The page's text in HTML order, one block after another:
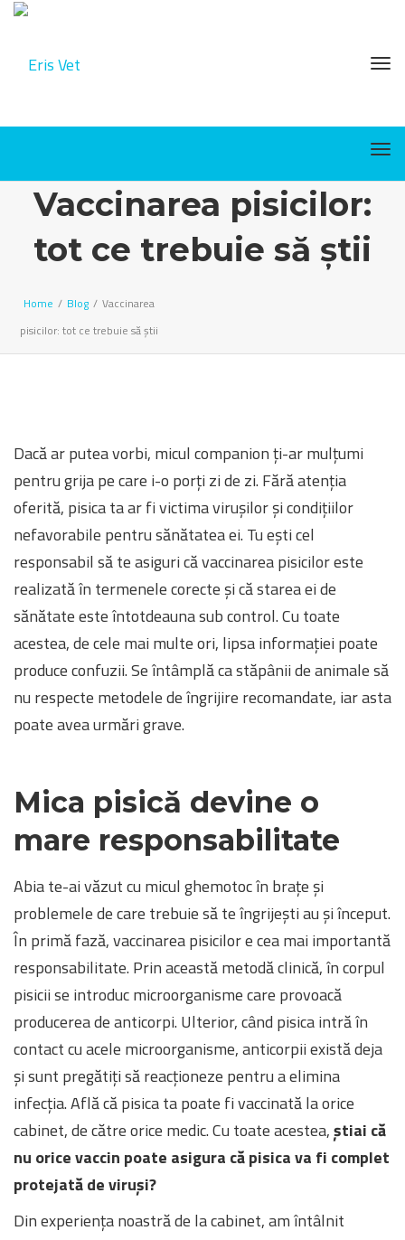
Vaccinarea pisicilor:
tot ce trebuie să știi
Home / Blog / Vaccinarea
pisicilor: tot ce trebuie să știi
Dacă ar putea vorbi, micul companion ți-ar mulțumi
pentru grija pe care i-o porți zi de zi. Fără atenția
oferită, pisica ta ar fi victima virușilor și condițiilor
nefavorabile pentru sănătatea ei. Tu ești cel
responsabil să te asiguri că vaccinarea pisicilor este
realizată în termenele corecte și că starea ei de
sănătate este întotdeauna sub control. Cu toate
acestea, de cele mai multe ori, lipsa informației poate
produce confuzii. Se întâmplă ca stăpânii de animale să
nu respecte metodele de îngrijire recomandate, iar asta
poate avea urmări grave.
Mica pisică devine o
mare responsabilitate
Abia te-ai văzut cu micul ghemotoc în brațe și
problemele de care trebuie să te îngrijești au și început.
În primă fază, vaccinarea pisicilor e cea mai importantă
responsabilitate. Prin această metodă clinică, în corpul
pisicii se introduc microorganisme care provoacă
producerea de anticorpi. Ulterior, când pisica intră în
contact cu acele microorganisme, anticorpii există deja
și sunt pregătiți să reacționeze pentru a elimina
infecția. Află că pisica ta poate fi vaccinată la orice
cabinet, de către orice medic. Cu toate acestea,știai că
nu orice vaccin poate asigura că pisica va fi complet
protejată de viruși?
Din experiența noastră de la cabinet, am întâlnit